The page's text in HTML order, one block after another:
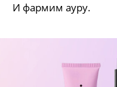
И фармим ауру.